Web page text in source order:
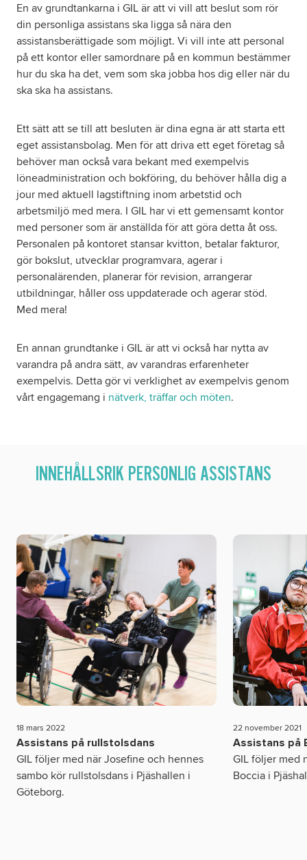
En av grundtankarna i GIL är att vi vill att beslut som rör
din personliga assistans ska ligga så nära den
assistansberättigade som möjligt. Vi vill inte att personal
på ett kontor eller samordnare på en kommun bestämmer
hur du ska ha det, vem som ska jobba hos dig eller när du
ska ska ha assistans.
Ett sätt att se till att besluten är dina egna är att starta ett
eget assistansbolag. Men för att driva ett eget företag så
behöver man också vara bekant med exempelvis
löneadministration och bokföring, du behöver hålla dig a
jour med aktuell lagstiftning inom arbetstid och
arbetsmiljö med mera. I GIL har vi ett gemensamt kontor
med personer som är anställda för att göra detta åt oss.
Personalen på kontoret stansar kvitton, betalar fakturor,
gör bokslut, utvecklar programvara, agerar i
personalärenden, planerar för revision, arrangerar
utbildningar, håller oss uppdaterade och agerar stöd.
Med mera!
En annan grundtanke i GIL är att vi också har nytta av
varandra på andra sätt, av varandras erfarenheter
exempelvis. Detta gör vi verklighet av exempelvis genom
vårt engagemang i nätverk, träffar och möten.
INNEHÅLLSRIK PERSONLIG ASSISTANS
18 mars 2022
Assistans på rullstolsdans
GIL följer med när Josefine och hennes
sambo kör rullstolsdans i Pjäshallen i
Göteborg.
22 november 2021
Assistans på
GIL följer med
Boccia i